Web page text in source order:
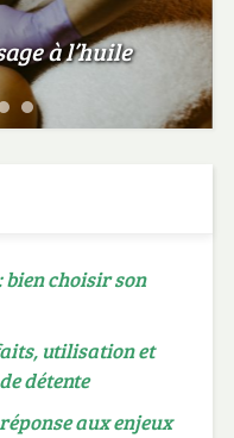
à l’huile
bien choisir son
utilisation et
détente
aux enjeux